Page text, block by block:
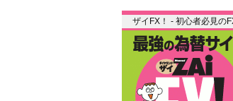
ザイFX！ - 初心者必見の